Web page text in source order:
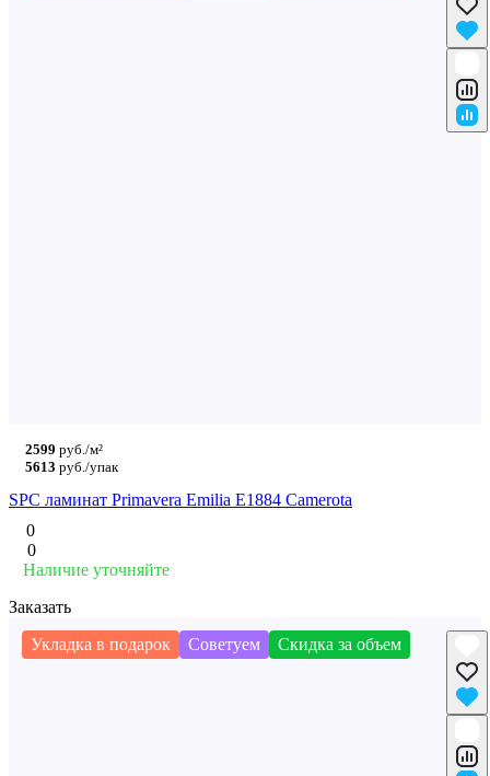
2599 руб./м²
5613 руб./упак
SPC ламинат Primavera Emilia E1884 Camerota
0
0
Наличие уточняйте
Заказать
Укладка в подарок
Советуем Скидка за объем